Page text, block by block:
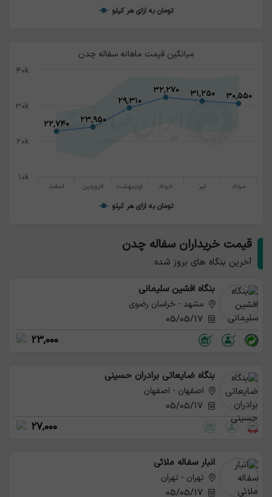
تومان به ازای هر کیلو
میانگین قیمت ماهانه سفاله چدن
۲۲,۷۴۰
۲۲,۷۴۰ ۲۳,۹۵۰
۲۳,۹۵۰
۲۹,۳۱۰
۲۹,۳۱۰
۳۲,۲۷۰
۳۲,۲۷۰ ۳۱,۲۵۰
۳۱,۲۵۰ ۳۰,۵۵۰
۳۰,۵۵۰
تومان به ازای هر کیلو
اسفند فروردین اردیبهشت خرداد تیر مرداد
۱۰k
۲۰k
۳۰k
۴۰k
قیمت خریداران سفاله چدن
آخرین بنگاه های بروز شده
بنگاه افشین سلیمانی
مشهد - خراسان رضوی
05/05/17
23,000
بنگاه ضایعاتی برادران حسینی
اصفهان - اصفهان
05/05/17
27,000
انبار سفاله ملائی
تهران - تهران
05/05/17